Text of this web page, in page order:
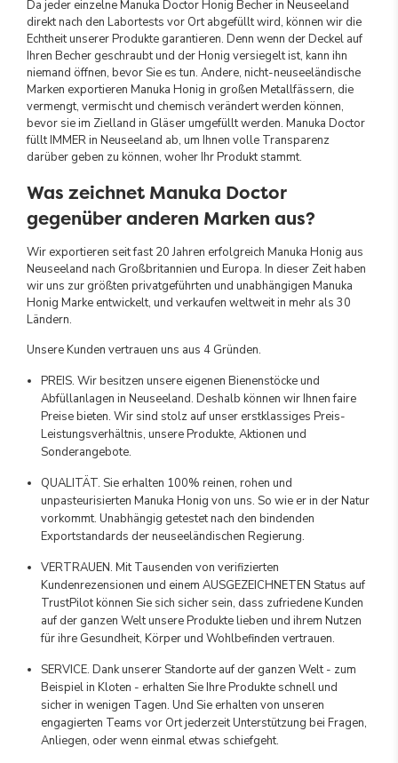
Da jeder einzelne Manuka Doctor Honig Becher in Neuseeland
direkt nach den Labortests vor Ort abgefüllt wird, können wir die
Echtheit unserer Produkte garantieren. Denn wenn der Deckel auf
Ihren Becher geschraubt und der Honig versiegelt ist, kann ihn
niemand öffnen, bevor Sie es tun. Andere, nicht-neuseeländische
Marken exportieren Manuka Honig in großen Metallfässern, die
vermengt, vermischt und chemisch verändert werden können,
bevor sie im Zielland in Gläser umgefüllt werden. Manuka Doctor
füllt IMMER in Neuseeland ab, um Ihnen volle Transparenz
darüber geben zu können, woher Ihr Produkt stammt.
Was zeichnet Manuka Doctor
gegenüber anderen Marken aus?
Wir exportieren seit fast 20 Jahren erfolgreich Manuka Honig aus
Neuseeland nach Großbritannien und Europa. In dieser Zeit haben
wir uns zur größten privatgeführten und unabhängigen Manuka
Honig Marke entwickelt, und verkaufen weltweit in mehr als 30
Ländern.
Unsere Kunden vertrauen uns aus 4 Gründen.
PREIS. Wir besitzen unsere eigenen Bienenstöcke und
Abfüllanlagen in Neuseeland. Deshalb können wir Ihnen faire
Preise bieten. Wir sind stolz auf unser erstklassiges Preis-
Leistungsverhältnis, unsere Produkte, Aktionen und
Sonderangebote.
QUALITÄT. Sie erhalten 100% reinen, rohen und
unpasteurisierten Manuka Honig von uns. So wie er in der Natur
vorkommt. Unabhängig getestet nach den bindenden
Exportstandards der neuseeländischen Regierung.
VERTRAUEN. Mit Tausenden von verifizierten
Kundenrezensionen und einem AUSGEZEICHNETEN Status auf
TrustPilot können Sie sich sicher sein, dass zufriedene Kunden
auf der ganzen Welt unsere Produkte lieben und ihrem Nutzen
für ihre Gesundheit, Körper und Wohlbefinden vertrauen.
SERVICE. Dank unserer Standorte auf der ganzen Welt - zum
Beispiel in Kloten - erhalten Sie Ihre Produkte schnell und
sicher in wenigen Tagen. Und Sie erhalten von unseren
engagierten Teams vor Ort jederzeit Unterstützung bei Fragen,
Anliegen, oder wenn einmal etwas schiefgeht.